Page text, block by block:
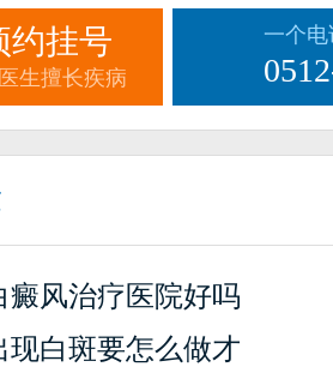
约挂号
生擅长疾病
一个
癜风治疗医院好吗
现白斑要怎么做才